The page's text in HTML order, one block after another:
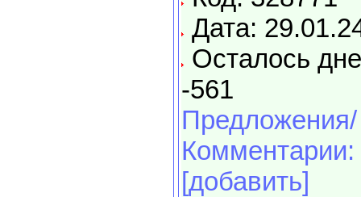
Дата:
Осталось
-561
Предложения/
Комментарии:
[добавить]